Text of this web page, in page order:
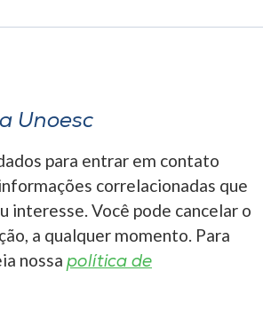
Unoesc
para entrar em contato
correlacionadas que
interesse. Você pode cancelar o
a qualquer momento. Para
nossa política de